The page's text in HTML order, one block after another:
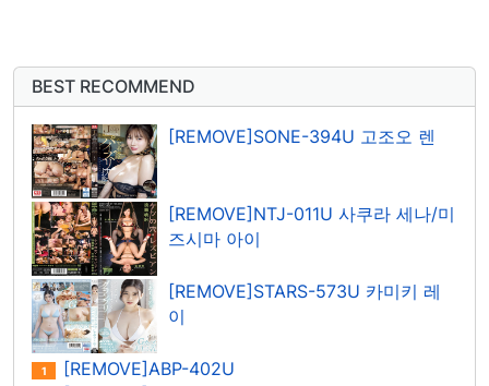
BEST RECOMMEND
[REMOVE]SONE-394U 고조오 렌
[REMOVE]NTJ-011U 사쿠라 세나/미
즈시마 아이
[REMOVE]STARS-573U 카미키 레
이
1 [REMOVE]ABP-402U